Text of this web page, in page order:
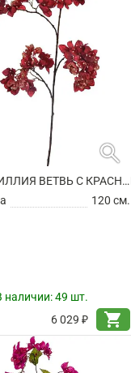
search
БУГЕНВИЛЛИЯ ВЕТВЬ С КРАСНЫМИ ЦВЕТАМИ ИСКУССТВЕННАЯ
120 см.
наличии:49 шт.
6 029 ₽
shopping_cart